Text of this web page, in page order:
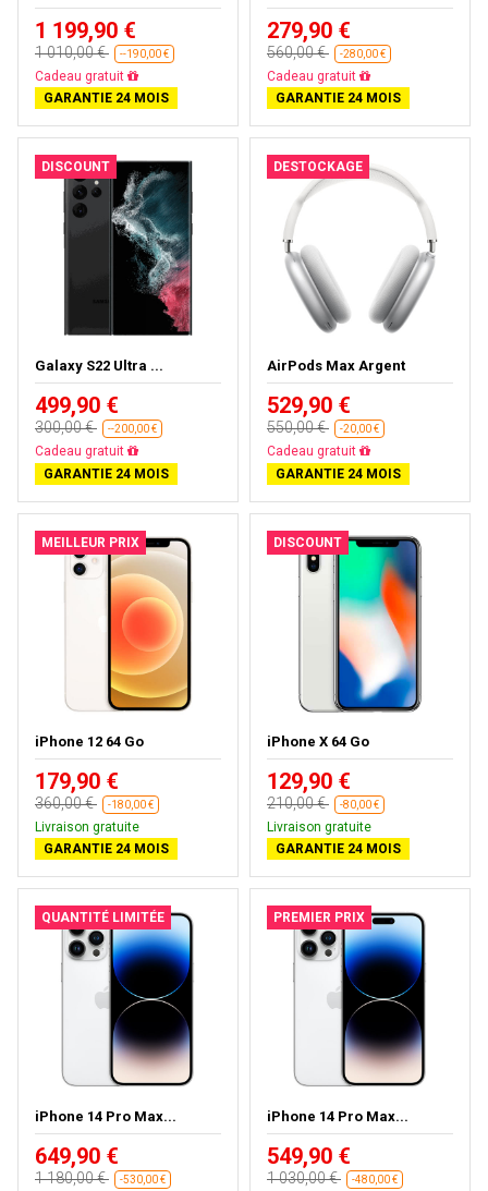
1 199,90 €
1 010,00 € --190,00 €
Presque épuisé
GARANTIE 24 MOIS
279,90 €
560,00 € -280,00 €
Livraison gratuite
GARANTIE 24 MOIS
DISCOUNT
Galaxy S22 Ultra ...
499,90 €
300,00 € --200,00 €
Presque épuisé
GARANTIE 24 MOIS
DESTOCKAGE
AirPods Max Argent
529,90 €
550,00 € -20,00 €
Presque épuisé
GARANTIE 24 MOIS
MEILLEUR PRIX
iPhone 12 64 Go
179,90 €
360,00 € -180,00 €
Livraison gratuite
GARANTIE 24 MOIS
DISCOUNT
iPhone X 64 Go
129,90 €
210,00 € -80,00 €
Livraison gratuite
GARANTIE 24 MOIS
QUANTITÉ LIMITÉE
iPhone 14 Pro Max...
649,90 €
1 180,00 € -530,00 €
PREMIER PRIX
iPhone 14 Pro Max...
549,90 €
1 030,00 € -480,00 €